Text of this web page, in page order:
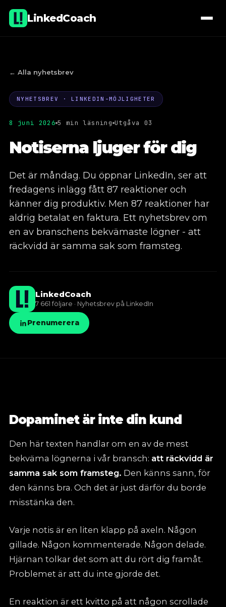
LinkedCoach
01 Föreläsningar & workshops
04 Administration av företagssidor
Fastighetsprojekt, kommersiellt
Kunskapsbank
← Alla nyhetsbrev
NYHETSBREV · LINKEDIN-MÖJLIGHETER
8 juni 2026 5 min läsning Utgåva 03
Notiserna ljuger för dig
Det är måndag. Du öppnar LinkedIn, ser att
fredagens inlägg fått 87 reaktioner och
känner dig produktiv. Men 87 reaktioner har
aldrig betalat en faktura. Ett nyhetsbrev om
en av branschens bekvämaste lögner - att
räckvidd är samma sak som framsteg.
LinkedCoach
7 661 följare · Nyhetsbrev på LinkedIn
Prenumerera
Dopaminet är inte din kund
Den här texten handlar om en av de mest
bekväma lögnerna i vår bransch: att räckvidd är
samma sak som framsteg. Den känns sann, för
den känns bra. Och det är just därför du borde
misstänka den.
Varje notis är en liten klapp på axeln. Någon
gillade. Någon kommenterade. Någon delade.
Hjärnan tolkar det som att du rört dig framåt.
Problemet är att du inte gjorde det.
En reaktion är ett kvitto på att någon scrollade